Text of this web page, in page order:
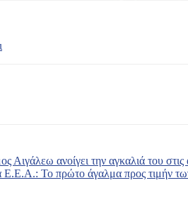
Αιγάλεω ανοίγει την αγκαλιά του στις
Ε.Ε.Α.: Το πρώτο άγαλμα προς τιμήν